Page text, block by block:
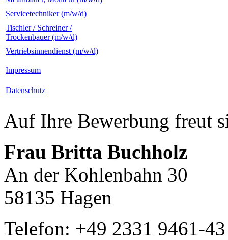
Servicetechniker (m/w/d)
Tischler / Schreiner /
Trockenbauer (m/w/d)
Vertriebsinnendienst (m/w/d)
Impressum
Datenschutz
Auf Ihre Bewerbung freut
Frau Britta Buchholz
An der Kohlenbahn 30
58135 Hagen
Telefon: +49 2331 9461-43